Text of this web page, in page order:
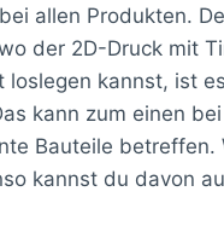
allen Produkten.
der 2D-Druck mit
kannst, ist
kann zum einen
Bauteile
kannst du davon